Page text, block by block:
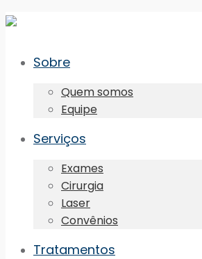
Sobre
Quem somos
Equipe
Serviços
Exames
Cirurgia
Laser
Convênios
Tratamentos